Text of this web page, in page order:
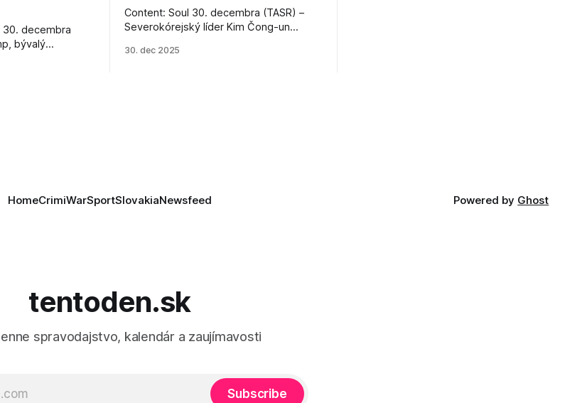
30. decembra
bývalý
palestínskeho
Content: Soul 30. decembra (TASR) –
Severokórejský líder Kim Čong-un
najnovšie salvové raketomety a nešetril
30. dec 2025
HomeCrimiWarSportSlovakiaNewsfeed Powered by Ghost
tentoden.sk
spravodajstvo, kalendár a zaujímavosti
Subscribe